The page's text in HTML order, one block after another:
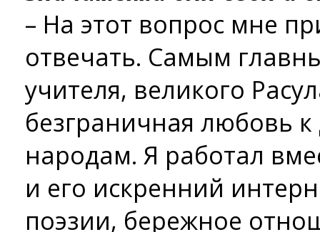
– На этот вопрос мне
отвечать. Самым
учителя, великого
безграничная любовь к
народам. Я работал
и его искренний
поэзии, бережное